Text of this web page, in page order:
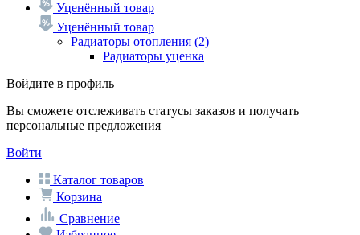
Уценённый товар
Уценённый товар
Радиаторы отопления (2)
Радиаторы уценка
Войдите в профиль
Вы сможете отслеживать статусы заказов и получать
персональные предложения
Войти
Каталог товаров
Корзина
Сравнение